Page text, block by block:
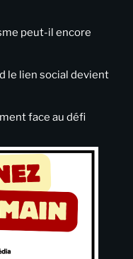
peut-il encore
le lien social devient
face au défi